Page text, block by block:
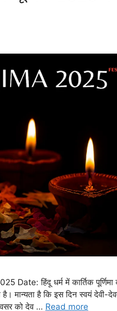
हिंदू धर्म में कार्तिक पूर्णिमा
मान्यता है कि इस दिन स्वयं देवी-
को देव … Read more